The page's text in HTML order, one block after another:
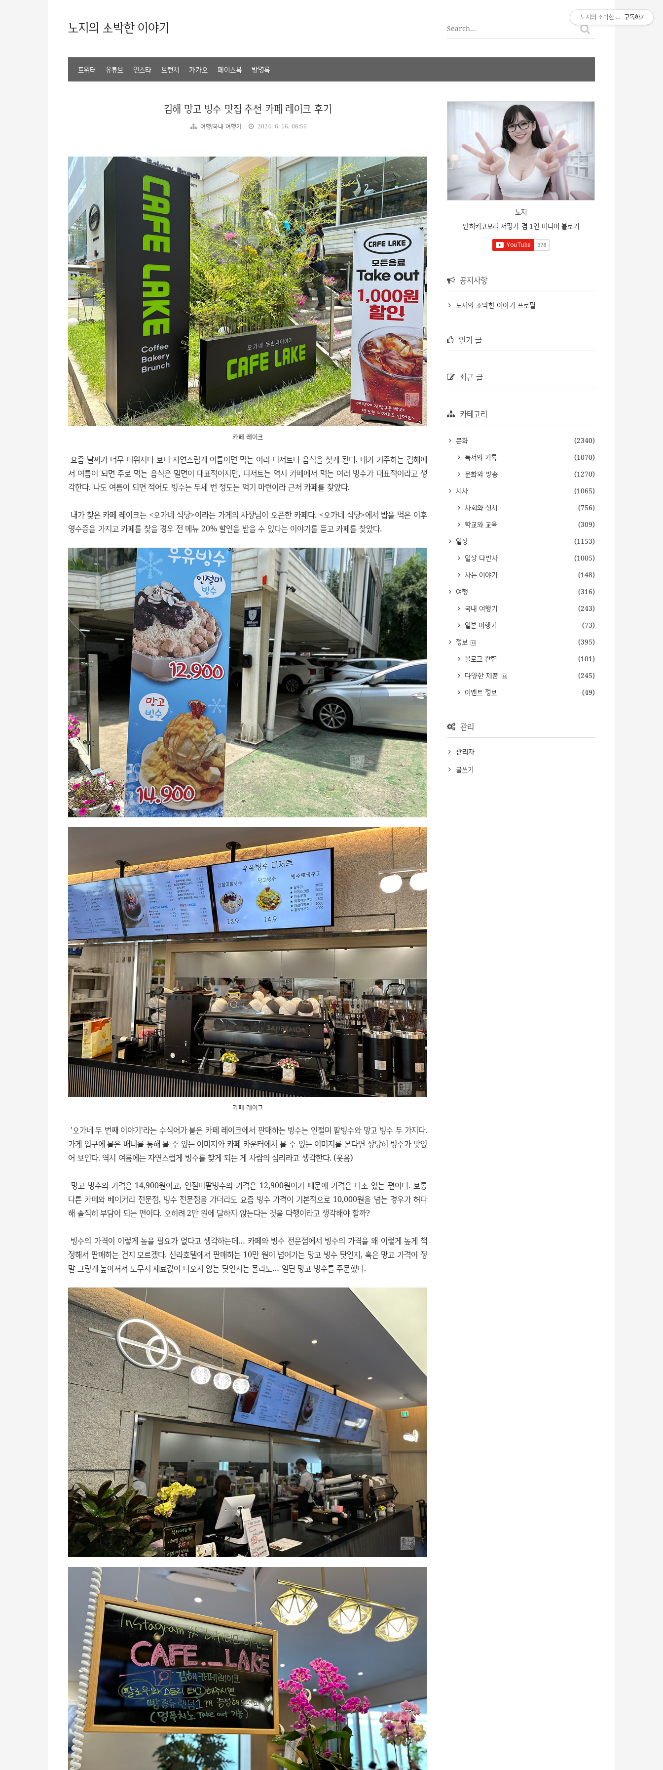
노지의 소박한 이야기
트위터 유튜브 인스타 브런치 카카오 페이스북 방명록
김해 망고 빙수 맛집 추천 카페 레이크 후기
여행/국내 여행기 2024. 6. 16. 08:56
카페 레이크
요즘 날씨가 너무 더워지다 보니 자연스럽게 여름이면 먹는 여러 디저트나 음식을 찾게 된다. 내가 거주하는 김해에
서 여름이 되면 주로 먹는 음식은 밀면이 대표적이지만, 디저트는 역시 카페에서 먹는 여러 빙수가 대표적이라고 생
각한다. 나도 여름이 되면 적어도 빙수는 두세 번 정도는 먹기 마련이라 근처 카페를 찾았다.
내가 찾은 카페 레이크는 <오가네 식당>이라는 가게의 사장님이 오픈한 카페다. <오가네 식당>에서 밥을 먹은 이후
영수증을 가지고 카페를 찾을 경우 전 메뉴 20% 할인을 받을 수 있다는 이야기를 듣고 카페를 찾았다.
카페 레이크
'오가네 두 번째 이야기'라는 수식어가 붙은 카페 레이크에서 판매하는 빙수는 인절미 팥빙수와 망고 빙수 두 가지다.
가게 입구에 붙은 배너를 통해 볼 수 있는 이미지와 카페 카운터에서 볼 수 있는 이미지를 본다면 상당히 빙수가 맛있
어 보인다. 역시 여름에는 자연스럽게 빙수를 찾게 되는 게 사람의 심리라고 생각한다. (웃음)
망고 빙수의 가격은 14,900원이고, 인절미팥빙수의 가격은 12,900원이기 때문에 가격은 다소 있는 편이다. 보통
다른 카페와 베이커리 전문점, 빙수 전문점을 가더라도 요즘 빙수 가격이 기본적으로 10,000원을 넘는 경우가 허다
해 솔직히 부담이 되는 편이다. 오히려 2만 원에 달하지 않는다는 것을 다행이라고 생각해야 할까?
빙수의 가격이 이렇게 높을 필요가 없다고 생각하는데… 카페와 빙수 전문점에서 빙수의 가격을 왜 이렇게 높게 책
정해서 판매하는 건지 모르겠다. 신라호텔에서 판매하는 10만 원이 넘어가는 망고 빙수 탓인지, 혹은 망고 가격이 정
말 그렇게 높아져서 도무지 재료값이 나오지 않는 탓인지는 몰라도… 일단 망고 빙수를 주문했다.
노지
반히키코모리 서평가 겸 1인 미디어 블로거
공지사항
노지의 소박한 이야기 프로필
인기 글
최근 글
카테고리
문화
(2340)
독서와 기록
(1070)
문화와 방송
(1270)
시사
(1065)
사회와 정치
(756)
학교와 교육
(309)
일상
(1153)
일상 다반사
(1005)
사는 이야기
(148)
여행
(316)
국내 여행기
(243)
일본 여행기
(73)
정보
(395)
블로그 관련
(101)
다양한 제품
(245)
이벤트 정보
(49)
관리
관리자
글쓰기
노지의 소박한 이야기구독하기